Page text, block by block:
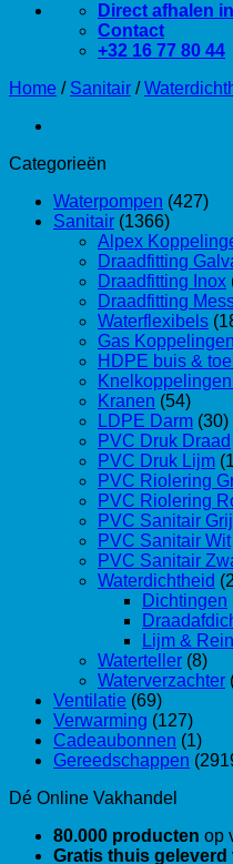
Direct afhalen
Contact
+32 16 77 80 44
Home / Sanitair /
Categorieën
Waterpompen (427)
Sanitair (1366)
Alpex
Draadfitting
Draadfitting Inox
Draadfitting
Waterflexibels
Gas Koppelingen
HDPE buis &
Kranen (54)
LDPE Darm (30)
PVC Druk Draad
PVC Druk Lijm
PVC Riolering
PVC Riolering
PVC Sanitair
PVC Sanitair Wit
PVC Sanitair
Waterdichtheid
Dichtingen
Lijm &
Waterteller (8)
Waterverzachter
Ventilatie (69)
Verwarming (127)
Cadeaubonnen (1)
Gereedschappen
Dé Online Vakhandel
80.000 producten op
Gratis thuis geleverd